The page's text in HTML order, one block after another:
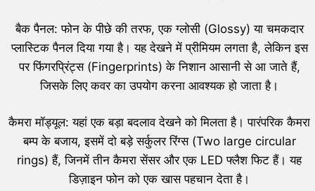
बैक पैनल: फोन के पीछे की तरफ, एक ग्लोसी (Glossy) या चमकदार
प्लास्टिक पैनल दिया गया है। यह देखने में प्रीमियम लगता है, लेकिन इस
पर फिंगरप्रिंट्स (Fingerprints) के निशान आसानी से आ जाते हैं,
जिसके लिए कवर का उपयोग करना आवश्यक हो जाता है।
कैमरा मॉड्यूल: यहां एक बड़ा बदलाव देखने को मिलता है। पारंपरिक कैमरा
बम्प के बजाय, इसमें दो बड़े सर्कुलर रिंग्स (Two large circular
rings) हैं, जिनमें तीन कैमरा सेंसर और एक LED फ्लैश फिट हैं। यह
डिज़ाइन फोन को एक खास पहचान देता है।